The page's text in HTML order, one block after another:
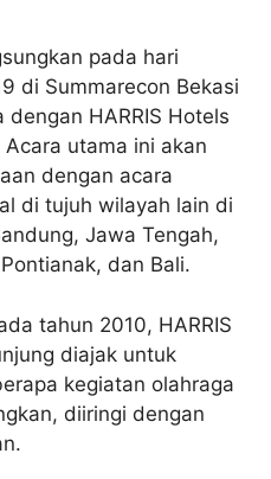
pada hari
di Summarecon Bekasi
HARRIS Hotels
utama ini akan
dengan acara
di tujuh wilayah lain di
Jawa Tengah,
dan Bali.
tahun 2010, HARRIS
diajak untuk
kegiatan olahraga
diiringi dengan